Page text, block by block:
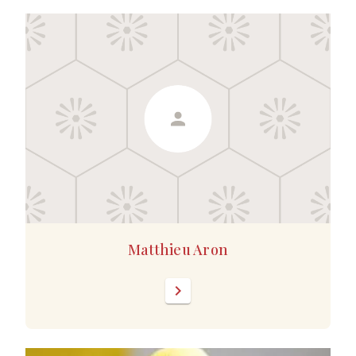
Matthieu Aron
chevron_right